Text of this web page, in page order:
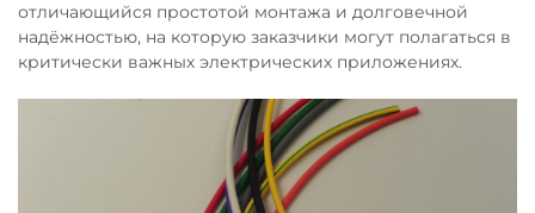
отличающийся простотой монтажа и долговечной
надёжностью, на которую заказчики могут полагаться в
критически важных электрических приложениях.